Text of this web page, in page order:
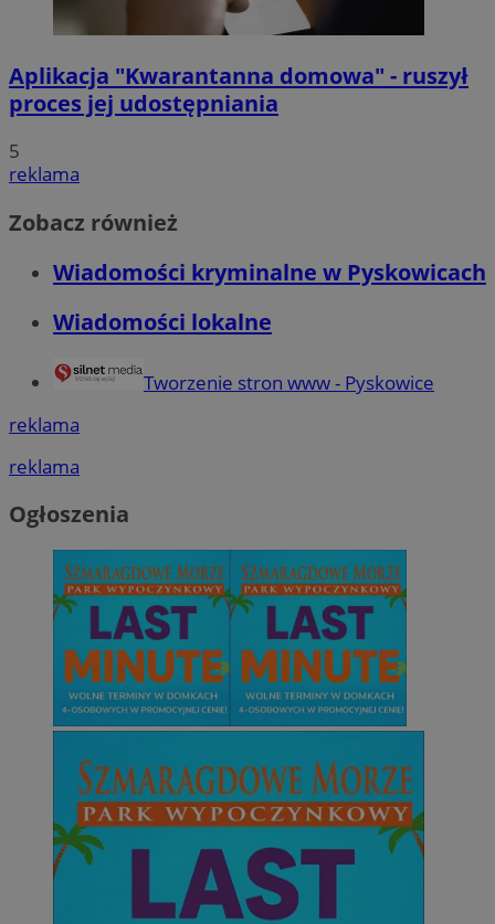
Aplikacja "Kwarantanna domowa" - ruszył
proces jej udostępniania
5
reklama
Zobacz również
Wiadomości kryminalne w Pyskowicach
Wiadomości lokalne
Tworzenie stron www - Pyskowice
reklama
reklama
Ogłoszenia